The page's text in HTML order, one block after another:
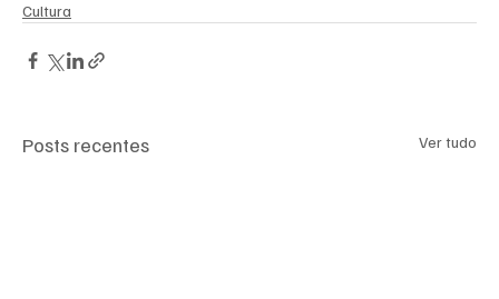
Cultura
Posts recentes Ver tudo